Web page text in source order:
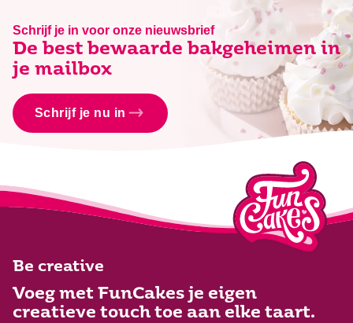
Schrijf je in voor onze nieuwsbrief
De best bewaarde bakgeheimen in
je mailbox
Schrijf je nu in
Be creative
Voeg met FunCakes je eigen
creatieve touch toe aan elke taart.